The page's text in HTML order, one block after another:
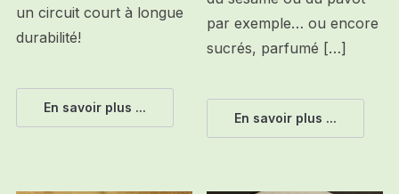
un circuit court à longue
durabilité!
En savoir plus ...
par exemple… ou encore
sucrés, parfumé […]
En savoir plus ...